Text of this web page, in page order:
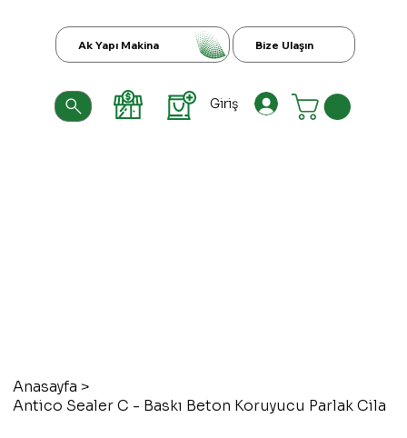
Giriş
Ak Yapı Makina Bize Ulaşın
Anasayfa >
Antico Sealer C - Baskı Beton Koruyucu Parlak Cila